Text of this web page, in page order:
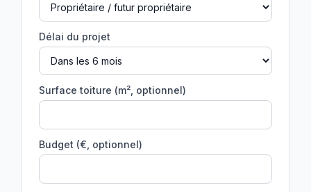
Délai du projet
Surface toiture (m², optionnel)
Budget (€, optionnel)